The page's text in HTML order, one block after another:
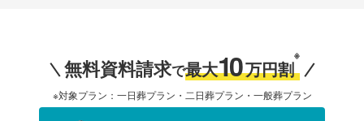
無料資料請求で最大10万円割
※
※対象プラン：一日葬プラン・二日葬プラン・一般葬プラン